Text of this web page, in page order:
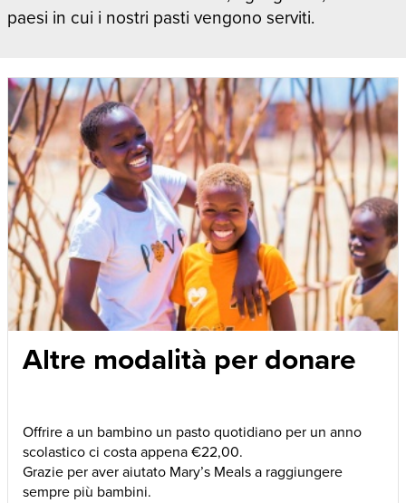
paesi in cui i nostri pasti vengono serviti.
Altre modalità per donare
Offrire a un bambino un pasto quotidiano per un anno
scolastico ci costa appena €22,00.
Grazie per aver aiutato Mary’s Meals a raggiungere
sempre più bambini.